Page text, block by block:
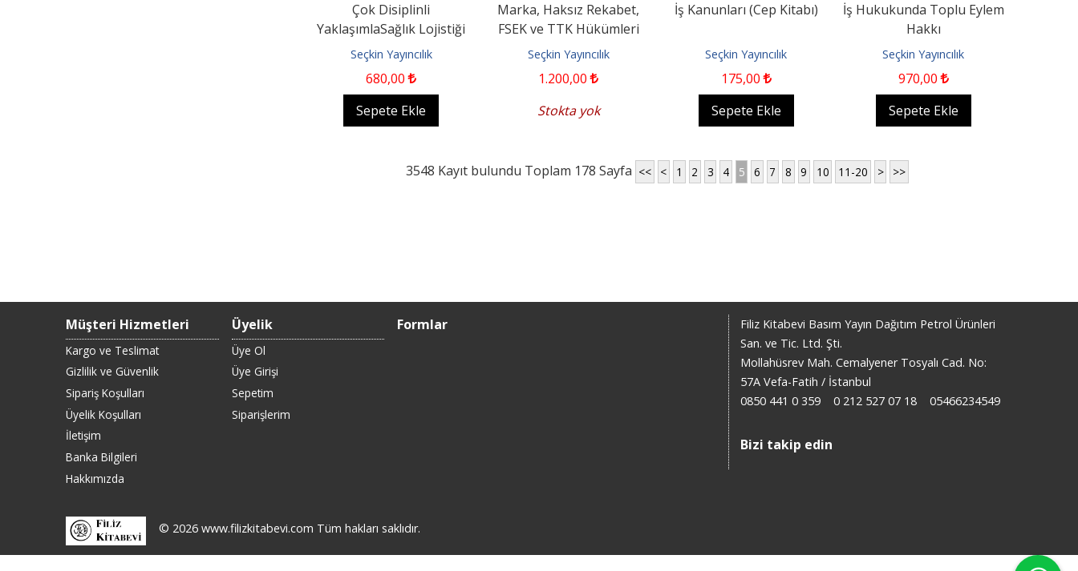
Çok Disiplinli
YaklaşımlaSağlık Lojistiği
Hukuku
Seçkin Yayıncılık
680,00
Sepete Ekle
Marka, Haksız Rekabet,
FSEK ve TTK Hükümleri
KapsamındaBilirkişi
Raporları
Seçkin Yayıncılık
1.200,00
Stokta yok
İş Kanunları (Cep Kitabı)
Seçkin Yayıncılık
175,00
Sepete Ekle
İş Hukukunda Toplu Eylem
Hakkı
Seçkin Yayıncılık
970,00
Sepete Ekle
3548 Kayıt bulundu Toplam 178 Sayfa << < 1 2 3 4 5 6 7 8 9 10 11-20 > >>
Müşteri Hizmetleri
Kargo ve Teslimat
Gizlilik ve Güvenlik
Sipariş Koşulları
Üyelik Koşulları
İletişim
Banka Bilgileri
Hakkımızda
Üyelik
Üye Ol
Üye Girişi
Sepetim
Siparişlerim
Formlar
Filiz Kitabevi Basım Yayın Dağıtım Petrol Ürünleri
San. ve Tic. Ltd. Şti.
Mollahüsrev Mah. Cemalyener Tosyalı Cad. No:
57A Vefa-Fatih / İstanbul
0850 441 0 359
0 212 527 07 18 05466234549
Bizi takip edin
© 2026 www.filizkitabevi.com Tüm hakları saklıdır.